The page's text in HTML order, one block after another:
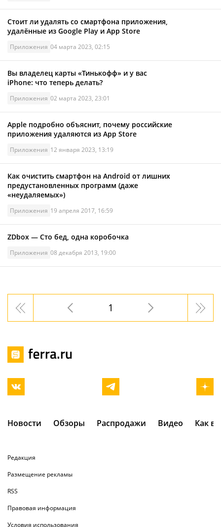
Стоит ли удалять со смартфона приложения,
удалённые из Google Play и App Store
Приложения 04 марта 2023, 02:15
Вы владелец карты «Тинькофф» и у вас
iPhone: что теперь делать?
Приложения 02 марта 2023, 23:01
Apple подробно объяснит, почему российские
приложения удаляются из App Store
Приложения 12 января 2023, 13:19
Как очистить смартфон на Android от лишних
предустановленных программ (даже
«неудаляемых»)
Приложения 19 апреля 2017, 16:59
ZDbox — Сто бед, одна коробочка
Приложения 08 декабря 2013, 19:00
1
Новости Обзоры Распродажи Видео Как
Редакция
Размещение рекламы
RSS
Правовая информация
Условия использования